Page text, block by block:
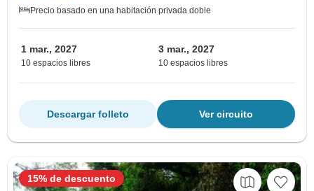
Precio basado en una habitación privada doble
1 mar., 2027
10 espacios libres
3 mar., 2027
10 espacios libres
Ver circuito
Descargar folleto
15% de descuento